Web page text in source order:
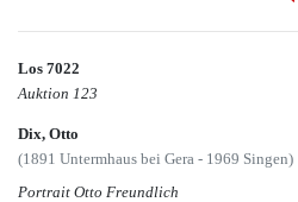
Los 7022
Auktion 123
Dix, Otto
(1891 Untermhaus bei Gera - 1969 Singen)
Portrait Otto Freundlich